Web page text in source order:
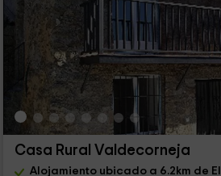
Casa Rural Valdecorneja
Alojamiento ubicado a 6.2km de